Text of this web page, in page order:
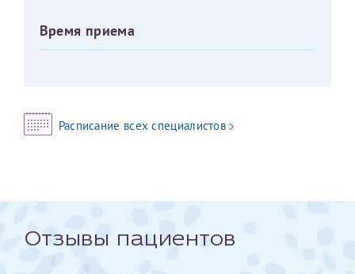
Время приема
Расписание всех специалистов
Отзывы пациентов
Оставить отзыв
Принимаю условияСоглашения на обработку
Отчество*
Дата рождения*
Фамилия*